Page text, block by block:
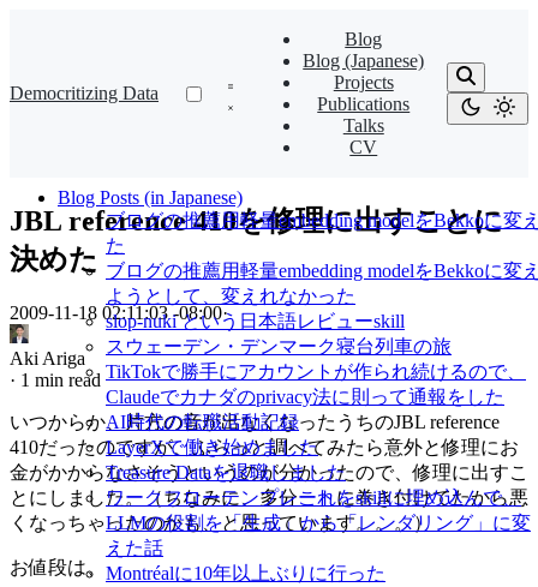
Democritizing Data
Blog
Blog (Japanese)
Projects
Publications
Talks
CV
Blog Posts (in Japanese)
ブログの推薦用軽量embedding modelをBekkoに変
た
ブログの推薦用軽量embedding modelをBekkoに変
ようとして、変えれなかった
slop-nuki という日本語レビューskill
スウェーデン・デンマーク寝台列車の旅
TikTokで勝手にアカウントが作られ続けるので、
Claudeでカナダのprivacy法に則って通報をした
AI時代の転職活動記録
LayerXで働き始めました
Treasure Dataを退職しました
ワークフローテンプレートをskillに埋め込んで、
LLMの役割を「生成」から「レンダリング」に変
えた話
Montréalに10年以上ぶりに行った
JBL reference 410を修理に出すことに
決めた
2009-11-18 02:11:03 -08:00·
Aki Ariga
· 1 min read
いつからか、片方の音が出なくなったうちのJBL reference
410だったのですが、ふらっと調べてみたら意外と修理にお
金がかからなさそうというのが分かったので、修理に出すこ
とにしました。（ちなみに、多分これに巻き付けてたから悪
くなっちゃったのかも、と思っています。。。）
お値段は、